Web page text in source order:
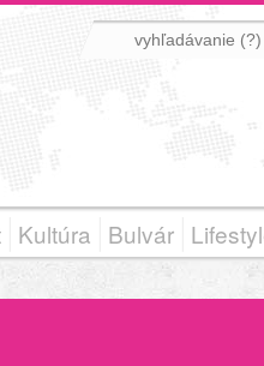
Kultúra Bulvár